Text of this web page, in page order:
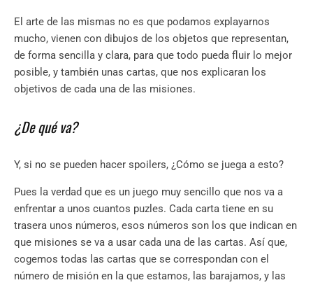
El arte de las mismas no es que podamos explayarnos
mucho, vienen con dibujos de los objetos que representan,
de forma sencilla y clara, para que todo pueda fluir lo mejor
posible, y también unas cartas, que nos explicaran los
objetivos de cada una de las misiones.
¿De qué va?
Y, si no se pueden hacer spoilers, ¿Cómo se juega a esto?
Pues la verdad que es un juego muy sencillo que nos va a
enfrentar a unos cuantos puzles. Cada carta tiene en su
trasera unos números, esos números son los que indican en
que misiones se va a usar cada una de las cartas. Así que,
cogemos todas las cartas que se correspondan con el
número de misión en la que estamos, las barajamos, y las